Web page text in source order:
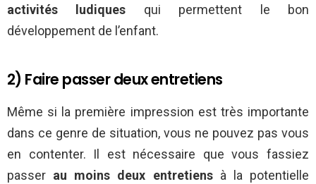
activités ludiques qui permettent le bon
développement de l’enfant.
2) Faire passer deux entretiens
Même si la première impression est très importante
dans ce genre de situation, vous ne pouvez pas vous
en contenter. Il est nécessaire que vous fassiez
passer au moins deux entretiensà la potentielle